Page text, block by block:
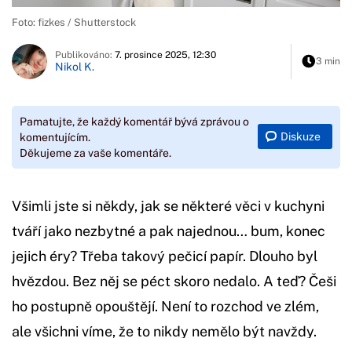
Foto: fizkes / Shutterstock
Publikováno: 7. prosince 2025, 12:30
Nikol K. 3 min
Pamatujte, že každý komentář bývá zprávou o
komentujícím.
Děkujeme za vaše komentáře.
Diskuze
Všimli jste si někdy, jak se některé věci v kuchyni
tváří jako nezbytné a pak najednou… bum, konec
jejich éry? Třeba takový pečicí papír. Dlouho byl
hvězdou. Bez něj se péct skoro nedalo. A teď? Češi
ho postupně opouštějí. Není to rozchod ve zlém,
ale všichni víme, že to nikdy nemělo být navždy.